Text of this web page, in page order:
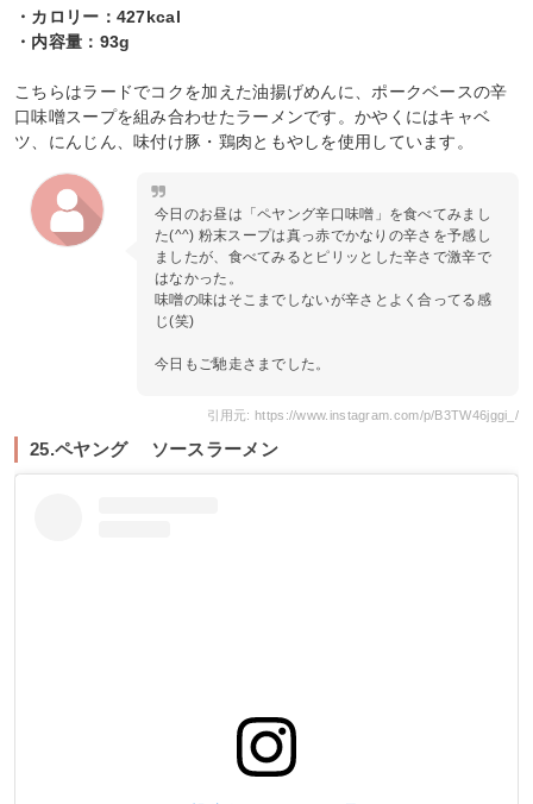
・カロリー：427kcal
・内容量：93g
こちらはラードでコクを加えた油揚げめんに、ポークベースの辛
口味噌スープを組み合わせたラーメンです。かやくにはキャベ
ツ、にんじん、味付け豚・鶏肉ともやしを使用しています。
今日のお昼は「ペヤング辛口味噌」を食べてみまし
た(^^) 粉末スープは真っ赤でかなりの辛さを予感し
ましたが、食べてみるとピリッとした辛さで激辛で
はなかった。
味噌の味はそこまでしないが辛さとよく合ってる感
じ(笑)
今日もご馳走さまでした。
引用元: https://www.instagram.com/p/B3TW46jggi_/
25.ペヤング ソースラーメン